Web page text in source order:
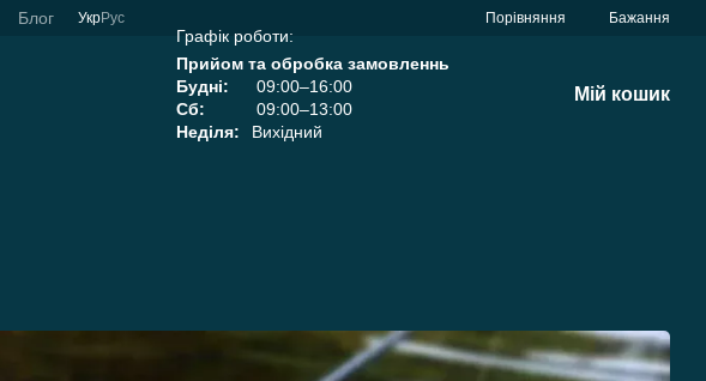
Блог УкрРус Порівняння Бажання
Графік роботи:
Прийом та обробка замовленнь
Будні:
09:00–16:00
Сб:
09:00–13:00
Неділя:
Вихідний
Мій кошик